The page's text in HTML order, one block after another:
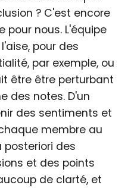
? C'est encore
pour nous. L'équipe
pour des
par exemple, ou
être être perturbant
des notes. D'un
des sentiments et
membre au
posteriori des
et des points
de clarté, et